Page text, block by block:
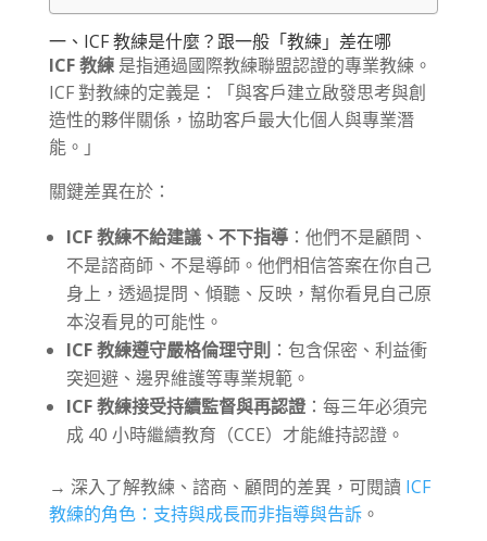
一、ICF 教練是什麼？跟一般「教練」差在哪
ICF 教練是指通過國際教練聯盟認證的專業教練。
ICF 對教練的定義是：「與客戶建立啟發思考與創
造性的夥伴關係，協助客戶最大化個人與專業潛
能。」
關鍵差異在於：
ICF 教練不給建議、不下指導：他們不是顧問、
不是諮商師、不是導師。他們相信答案在你自己
身上，透過提問、傾聽、反映，幫你看見自己原
本沒看見的可能性。
ICF 教練遵守嚴格倫理守則 ：包含保密、利益衝
突迴避、邊界維護等專業規範。
ICF 教練接受持續監督與再認證：每三年必須完
成 40 小時繼續教育（CCE）才能維持認證。
→ 深入了解教練、諮商、顧問的差異，可閱讀 ICF
教練的角色：支持與成長而非指導與告訴。